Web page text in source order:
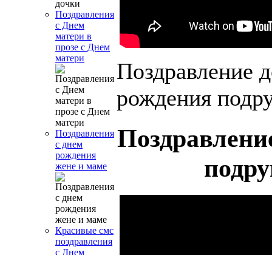
Поздравления
с Днем
матери в
прозе с Днем
матери
Поздравления
с днем
рождения
жене и маме
Красивые смс
поздравления
с Днем
Поздравление
рождения